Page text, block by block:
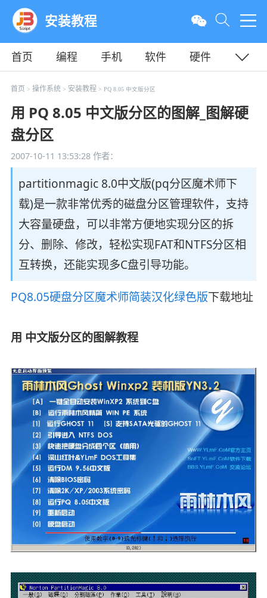
安装教程
首页 编程 手机 软件
硬件
教程
平面 服务器
首页 > 操作系统> 安装教程 > PQ 8.05 中文版分区
用 PQ 8.05 中文版分区的图解_图解硬
盘分区
2007-10-11 13:53:28作者：
partitionmagic 8.0中文版(pq分区魔术师下
载)是一款非常优秀的磁盘分区管理软件，支持
大容量硬盘，可以非常方便地实现分区的拆
分、删除、修改，轻松实现FAT和NTFS分区相
互转换，还能实现多C盘引导功能。
PQ8.05硬盘分区魔术师简装汉化绿色版下载地址
用 中文版分区的图解教程